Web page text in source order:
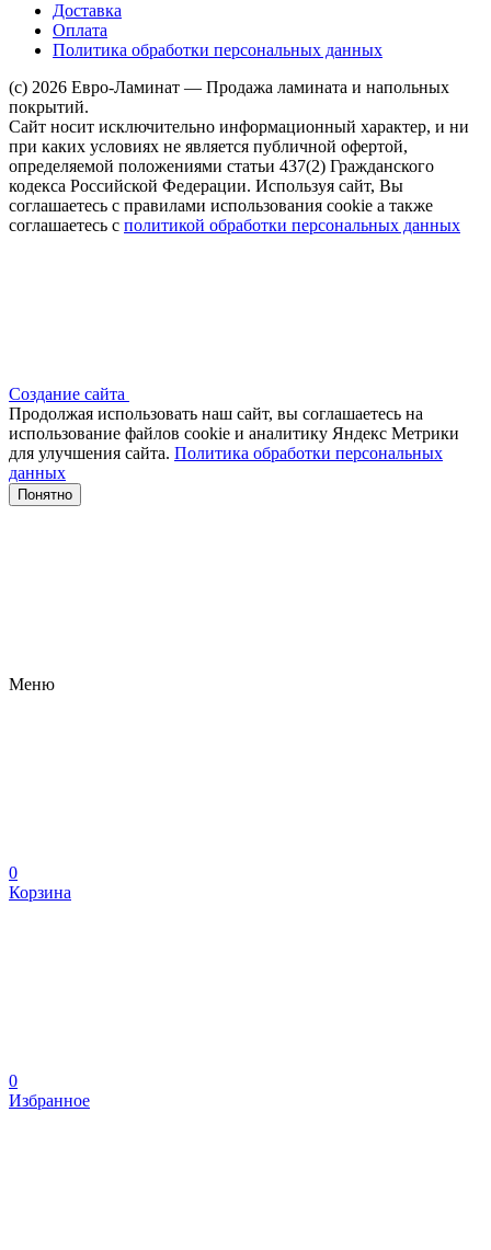
Доставка
Оплата
Политика обработки персональных данных
(c) 2026 Евро-Ламинат — Продажа ламината и напольных
покрытий.
Сайт носит исключительно информационный характер, и ни
при каких условиях не является публичной офертой,
определяемой положениями статьи 437(2) Гражданского
кодекса Российской Федерации. Используя сайт, Вы
соглашаетесь с правилами использования cookie а также
соглашаетесь с политикой обработки персональных данных
Создание сайта
Продолжая использовать наш сайт, вы соглашаетесь на
использование файлов сооkіе и аналитику Яндекс Метрики
для улучшения сайта. Политика обработки персональных
данных
Понятно
Меню
0
Корзина
0
Избранное